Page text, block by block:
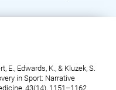
E., Edwards, K., & Kluzek, S.
in Sport: Narrative
43(14), 1151–1162.